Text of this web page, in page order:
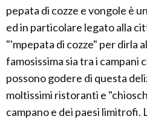
pepata di cozze e vongole è
ed in particolare legato alla
"'mpepata di cozze" per dirla
famosissima sia tra i campani
possono godere di questa
moltissimi ristoranti e
campano e dei paesi limitrofi.